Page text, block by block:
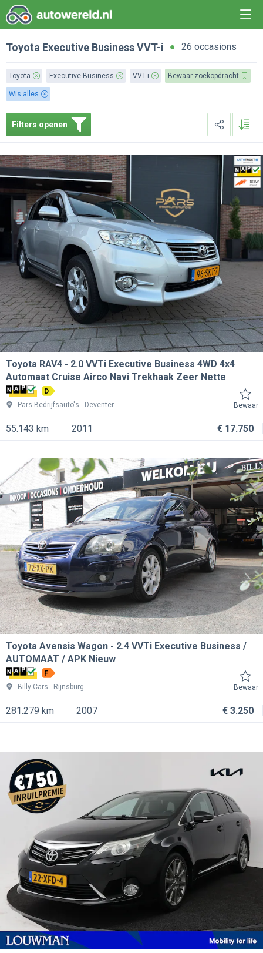
Toyota Executive BusinessVVT-i 26 occasions
Toyota Executive Business VVT-i Bewaar zoekopdracht
Wis alles
Filters openen
Toyota RAV4
2.0 VVTi Executive Business 4WD 4x4
Automaat Cruise Airco Navi Trekhaak Zeer Nette
D
Pars Bedrijfsauto's
Deventer Bewaar
55.143 km 2011 € 17.750
Toyota Avensis Wagon
2.4 VVTi Executive Business /
AUTOMAAT / APK Nieuw
F
Billy Cars
Rijnsburg Bewaar
281.279 km 2007 € 3.250